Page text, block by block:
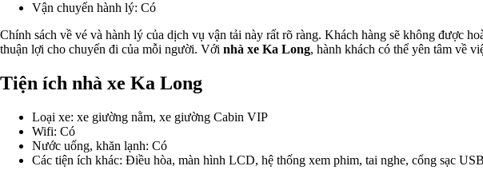
Vận chuyển hành lý: Có
Chính sách về vé và hành lý của dịch vụ vận tải này rất rõ ràng. Khách hàng sẽ không được
thuận lợi cho chuyến đi của mỗi người. Với nhà xe Ka Long, hành khách có thể yên tâm về
Tiện ích nhà xe Ka Long
Loại xe: xe giường nằm, xe giường Cabin VIP
Wifi: Có
Nước uống, khăn lạnh: Có
Các tiện ích khác: Điều hòa, màn hình LCD, hệ thống xem phim, tai nghe, cổng sạc USB